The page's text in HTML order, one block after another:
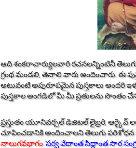
ఆది శంకరాచార్యులవారి రచనలన్నింటినీ
గ్రంథ మండలి, తెనాలి వారు అందించారు. ఈ
అటువంటి అపురూపమైన పుస్తకాలు అందరి
పుస్తకాల అంగడిలో మీ మీ ప్రతులను సొంతం
ప్రస్తుతం యూనివర్సల్ డిజిటల్ లైబ్రరి, ఆర్కైవ్
చూపించడానికి అందించాలని తెలుగు పరిశోధన
నాలుగవభాగం ‘సర్వ వేదాంత సిద్ధాంత సార